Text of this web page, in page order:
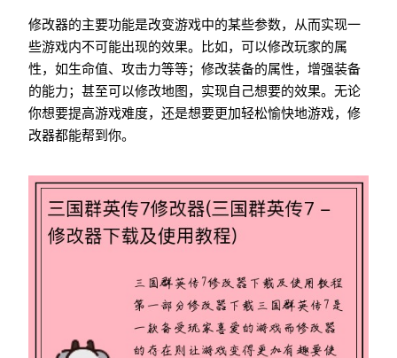
修改器的主要功能是改变游戏中的某些参数，从而实现一
些游戏内不可能出现的效果。比如，可以修改玩家的属
性，如生命值、攻击力等等；修改装备的属性，增强装备
的能力；甚至可以修改地图，实现自己想要的效果。无论
你想要提高游戏难度，还是想要更加轻松愉快地游戏，修
改器都能帮到你。